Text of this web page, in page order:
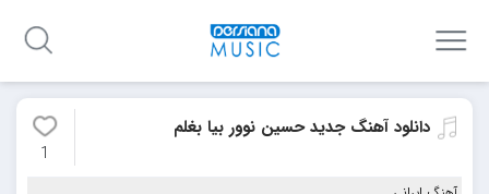
دانلود آهنگ جدید حسین نوور بیا بغلم
1